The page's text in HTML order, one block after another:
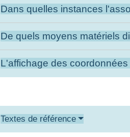
Dans quelles instances
De quels moyens matériels
L'affichage des
Textes de référence